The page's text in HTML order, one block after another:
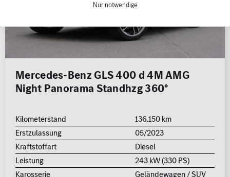
Mercedes-Benz GLS 400 d 4M AMG
Night Panorama Standhzg 360°
Kilometerstand
136.150 km
Erstzulassung
05/2023
Kraftstoffart
Diesel
Leistung
243 kW (330 PS)
Karosserie
Geländewagen / SUV
Nur notwendige